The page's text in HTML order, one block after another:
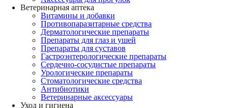
Ветеринарная аптека
Витамины и добавки
Противопаразитарные средства
Дерматологические препараты
Препараты для глаз и ушей
Препараты для суставов
Гастроэнтерологические препараты
Сердечно-сосудистые препараты
Урологические препараты
Стоматологические средства
Антибиотики
Ветеринарные аксессуары
Уход и гигиена